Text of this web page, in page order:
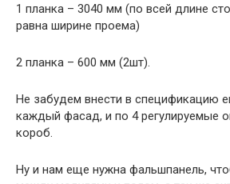
1 планка – 3040 мм (по всей длине
равна ширине проема)
2 планка – 600 мм (2шт).
Не забудем внести в спецификацию
каждый фасад, и по 4 регулируемые
короб.
Ну и нам еще нужна фальшпанель,